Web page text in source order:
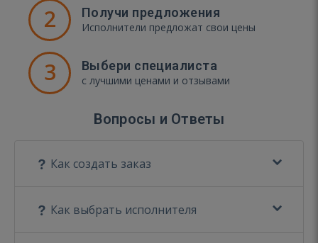
2 Получи предложения
Исполнители предложат свои цены
3 Выбери специалиста
с лучшими ценами и отзывами
Вопросы и Ответы
Как создать заказ
Как выбрать исполнителя